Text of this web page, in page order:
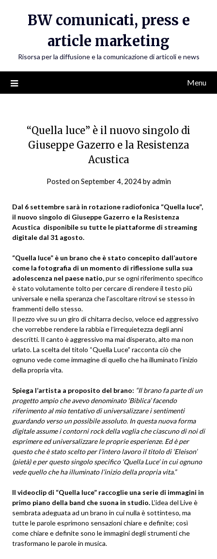
BW comunicati, press e
article marketing
Risorsa per la diffusione e la comunicazione di articoli e news
Menu
“Quella luce” è il nuovo singolo di
Giuseppe Gazerro e la Resistenza
Acustica
Posted onSeptember 4, 2024byadmin
Dal 6 settembre sarà in rotazione radiofonica “Quella luce”,
il nuovo singolo di Giuseppe Gazerro e la Resistenza
Acustica disponibile su tutte le piattaforme di streaming
digitale dal 31 agosto.
“Quella luce” è un brano che è stato concepito dall’autore
come la fotografia di un momento di riflessione sulla sua
adolescenza nel paese natio,pur se ogni riferimento specifico
è stato volutamente tolto per cercare di rendere il testo più
universale e nella speranza che l’ascoltare ritrovi se stesso in
frammenti dello stesso.
Il pezzo vive su un giro di chitarra deciso, veloce ed aggressivo
che vorrebbe rendere la rabbia e l’irrequietezza degli anni
descritti. Il canto è aggressivo ma mai disperato, alto ma non
urlato. La scelta del titolo “Quella Luce” racconta ciò che
ognuno vede come immagine di quello che ha illuminato l’inizio
della propria vita.
Spiega l’artista a proposito del brano: “Il brano fa parte di un
progetto ampio che avevo denominato ‘Biblica’ facendo
riferimento al mio tentativo di universalizzare i sentimenti
guardando verso un possibile assoluto. In questa nuova forma
digitale assume i contorni rock della voglia che ciascuno di noi di
esprimere ed universalizzare le proprie esperienze. Ed è per
questo che è stato scelto per l’intero lavoro il titolo di ‘Eleison’
(pietà) e per questo singolo specifico ‘Quella Luce’ in cui ognuno
vede quello che ha illuminato l’inizio della propria vita.”
Il videoclip di “Quella luce” raccoglie una serie di immagini in
primo piano della band che suona in studio.L’idea del Live è
sembrata adeguata ad un brano in cui nulla è sottinteso, ma
tutte le parole esprimono sensazioni chiare e definite; così
come chiare e definite sono le immagini degli strumenti che
trasformano le parole in musica.